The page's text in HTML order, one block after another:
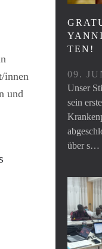
innen
und
TEN!
09.
Unser
sein
über s…